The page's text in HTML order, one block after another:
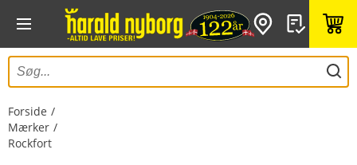
Forside
Mærker
Rockfort